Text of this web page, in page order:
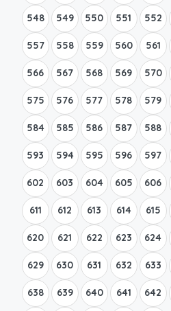
548 549 550 551 552
557 558 559 560 561
566 567 568 569 570
575 576 577 578 579
584 585 586 587 588
593 594 595 596 597
602 603 604 605 606
611 612 613 614 615
620 621 622 623 624
629 630 631 632 633
638 639 640 641 642